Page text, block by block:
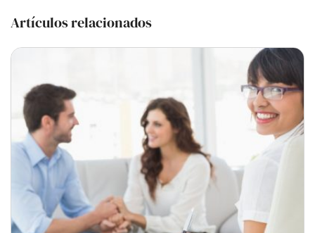
Artículos relacionados